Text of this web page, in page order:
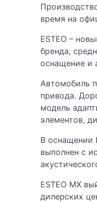
время на
ESTEO –
бренда,
оснащение и
Автомобиль
привода.
модель
элементов,
В оснащении
выполнен с
ESTEO MX
дилерских